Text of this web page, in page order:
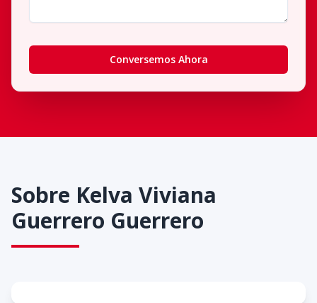
Conversemos Ahora
Sobre Kelva Viviana
Guerrero Guerrero